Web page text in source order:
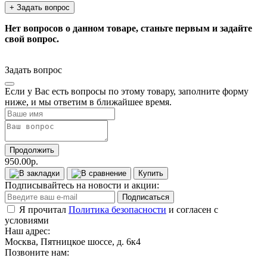
+ Задать вопрос
Нет вопросов о данном товаре, станьте первым и задайте
свой вопрос.
Задать вопрос
Если у Вас есть вопросы по этому товару, заполните форму
ниже, и мы ответим в ближайшее время.
Продолжить
950.00р.
Купить
Подписывайтесь на новости и акции:
Подписаться
Я прочитал Политика безопасности и согласен с
условиями
Наш адрес:
Москва, Пятницкое шоссе, д. 6к4
Позвоните нам: